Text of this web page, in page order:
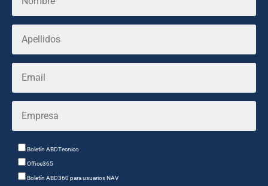
Boletín ABDTecnico
Office365
Boletín ABD360 para usuarios NAV